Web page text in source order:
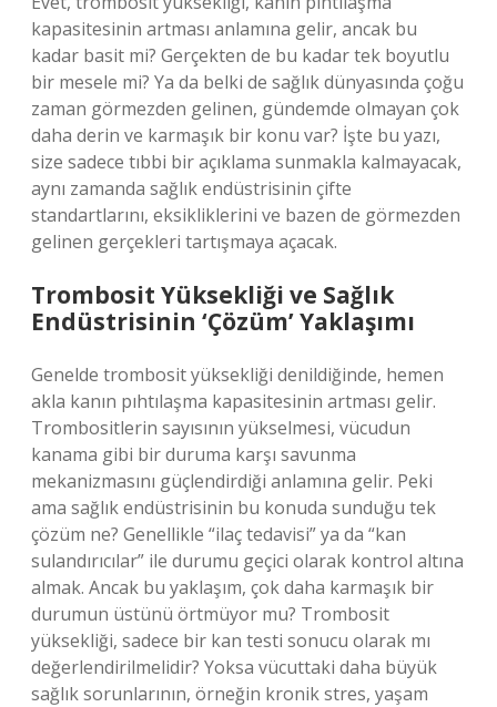
kapasitesinin artması anlamına gelir, ancak bu
kadar basit mi? Gerçekten de bu kadar tek boyutlu
bir mesele mi? Ya da belki de sağlık dünyasında çoğu
zaman görmezden gelinen, gündemde olmayan çok
daha derin ve karmaşık bir konu var? İşte bu yazı,
size sadece tıbbi bir açıklama sunmakla kalmayacak,
aynı zamanda sağlık endüstrisinin çifte
standartlarını, eksikliklerini ve bazen de görmezden
gelinen gerçekleri tartışmaya açacak.
Trombosit Yüksekliği ve Sağlık
Endüstrisinin ‘Çözüm’ Yaklaşımı
Genelde trombosit yüksekliği denildiğinde, hemen
akla kanın pıhtılaşma kapasitesinin artması gelir.
Trombositlerin sayısının yükselmesi, vücudun
kanama gibi bir duruma karşı savunma
mekanizmasını güçlendirdiği anlamına gelir. Peki
ama sağlık endüstrisinin bu konuda sunduğu tek
çözüm ne? Genellikle “ilaç tedavisi” ya da “kan
sulandırıcılar” ile durumu geçici olarak kontrol altına
almak. Ancak bu yaklaşım, çok daha karmaşık bir
durumun üstünü örtmüyor mu? Trombosit
yüksekliği, sadece bir kan testi sonucu olarak mı
değerlendirilmelidir? Yoksa vücuttaki daha büyük
sağlık sorunlarının, örneğin kronik stres, yaşam